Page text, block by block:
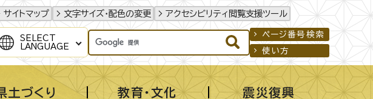
サイトマップ 文字サイズ・配色の変更 アクセシビリティ閲覧支援ツール
SELECT
LANGUAGE
ページ番号検索
使い方
土づくり 教育・文化 震災復興